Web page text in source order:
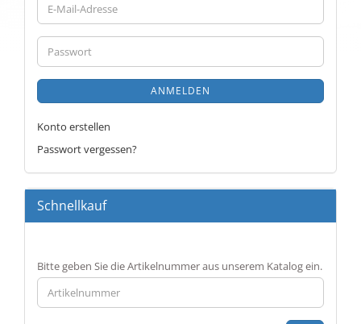
E-
Mail-
Adresse
Passwort
ANMELDEN
Konto erstellen
Passwort vergessen?
Schnellkauf
BITTE
GEBEN
SIE
DIE
Bitte geben Sie die Artikelnummer aus unserem Katalog ein.